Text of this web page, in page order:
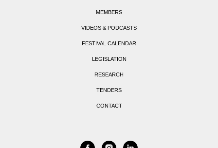
MEMBERS
VIDEOS & PODCASTS
FESTIVAL CALENDAR
LEGISLATION
RESEARCH
TENDERS
CONTACT